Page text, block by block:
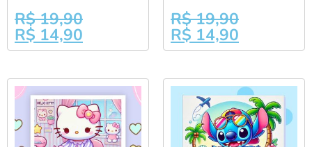
R$19,90
R$ 14,90
R$19,90
R$ 14,90